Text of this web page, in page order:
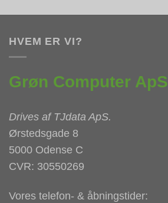
HVEM ER VI?
Grøn Computer ApS
Drives af TJdata ApS.
Ørstedsgade 8
5000 Odense C
CVR: 30550269
Vores telefon- & åbningstider: